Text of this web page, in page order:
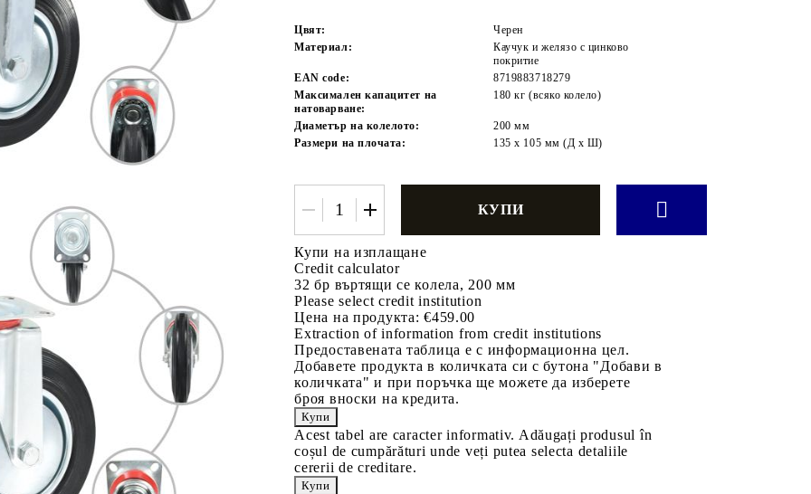
Tweet
Цвят:
Черен
Материал:
Каучук и желязо с цинково
покритие
EAN code:
8719883718279
Максимален капацитет на
натоварване:
180 кг (всяко колело)
Диаметър на колелото:
200 мм
Размери на плочата:
135 х 105 мм (Д х Ш)
Купи на изплащане
Credit calculator
32 бр въртящи се колела, 200 мм
Please select credit institution
Цена на продукта: €459.00
Extraction of information from credit institutions
Предоставената таблица е с информационна цел.
Добавете продукта в количката си с бутона "Добави в
количката" и при поръчка ще можете да изберете
броя вноски на кредита.
Acest tabel are caracter informativ. Adăugați produsul în
coșul de cumpărături unde veți putea selecta detaliile
cererii de creditare.